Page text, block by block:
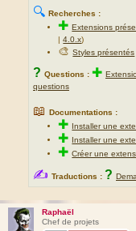
🔍 Recherches :
✚Extensions
|4.0.x)
🎨Styles présentés
? Questions : ✚
questions
📖 Documentations :
✚ Installer une
✚ Installer une
✚Créer une
✍ Traductions : ?
Raphaël
Chef de projets